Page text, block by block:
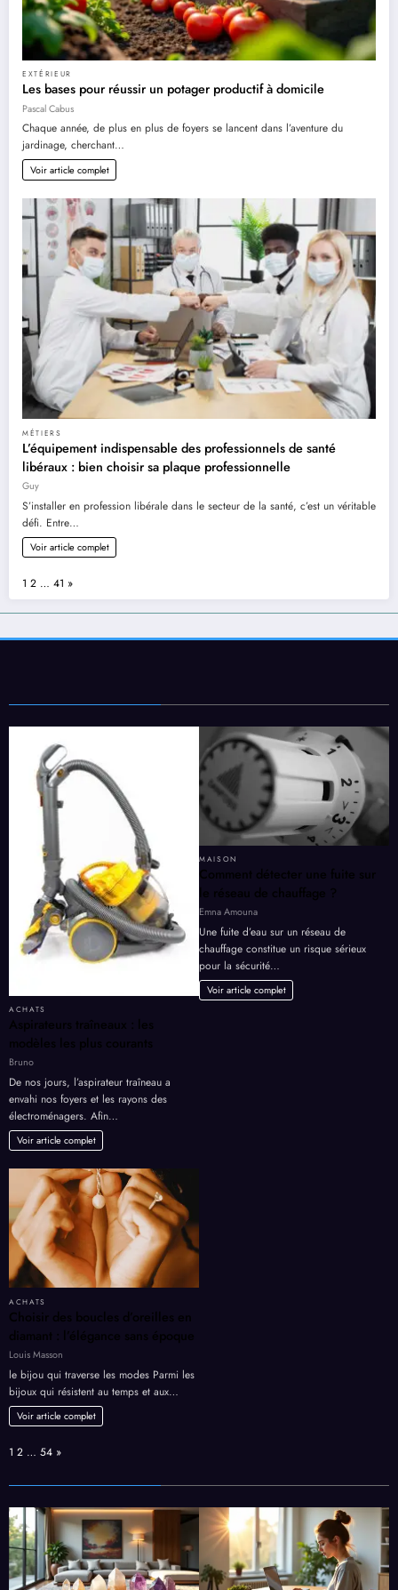
EXTÉRIEUR
Les bases pour réussir un potager productif à domicile
Pascal Cabus
Chaque année, de plus en plus de foyers se lancent dans l’aventure du
jardinage, cherchant…
Voir article complet
MÉTIERS
L’équipement indispensable des professionnels de santé
libéraux : bien choisir sa plaque professionnelle
Guy
S’installer en profession libérale dans le secteur de la santé, c’est un véritable
défi. Entre…
Voir article complet
Page:
1 2 … 41 Next
»
ACHATS
Aspirateurs traîneaux : les
modèles les plus courants
Bruno
De nos jours, l’aspirateur traîneau a
envahi nos foyers et les rayons des
électroménagers. Afin…
Voir article complet
MAISON
Comment détecter une fuite sur
le réseau de chauffage ?
Emna Amouna
Une fuite d’eau sur un réseau de
chauffage constitue un risque sérieux
pour la sécurité…
Voir article complet
ACHATS
Choisir des boucles d’oreilles en
diamant : l’élégance sans époque
Louis Masson
le bijou qui traverse les modes Parmi les
bijoux qui résistent au temps et aux…
Voir article complet
Page:
1 2 … 54 Next
»